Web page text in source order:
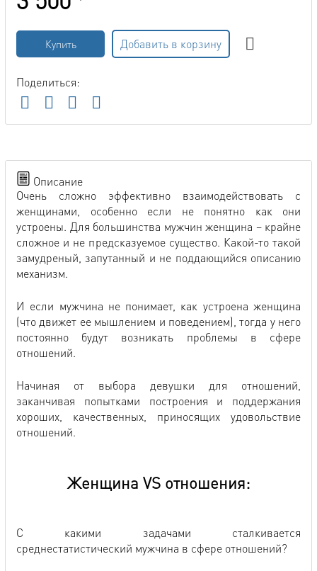
Купить Добавить в корзину
Поделиться:
Описание
Очень сложно эффективно взаимодействовать с
женщинами, особенно если не понятно как они
устроены. Для большинства мужчин женщина – крайне
сложное и не предсказуемое существо. Какой-то такой
замудреный, запутанный и не поддающийся описанию
механизм.
И если мужчина не понимает, как устроена женщина
(что движет ее мышлением и поведением), тогда у него
постоянно будут возникать проблемы в сфере
отношений.
Начиная от выбора девушки для отношений,
заканчивая попытками построения и поддержания
хороших, качественных, приносящих удовольствие
отношений.
Женщина VS отношения:
С какими задачами сталкивается
среднестатистический мужчина в сфере отношений?